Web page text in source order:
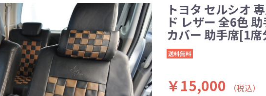
トヨタ セルシオ
ド レザー 全6色
カバー 助手席[1
送料無料
￥15,000
（税込）